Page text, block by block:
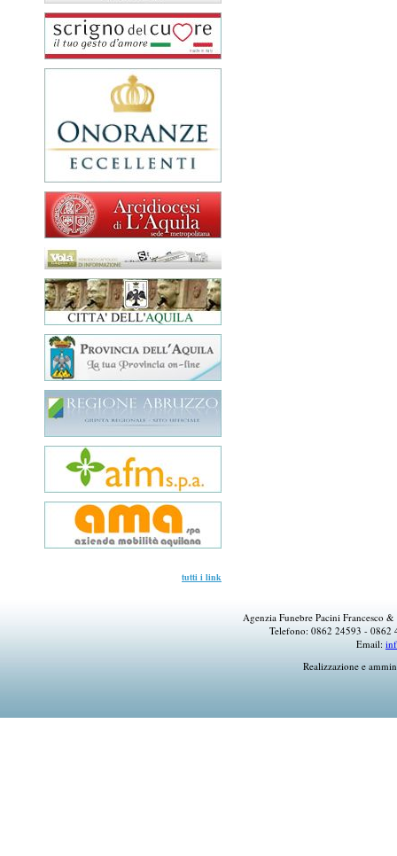
tutti i link
Agenzia Funebre Pacini Francesco
Telefono: 0862 24593 - 0862
Email:
Realizzazione e